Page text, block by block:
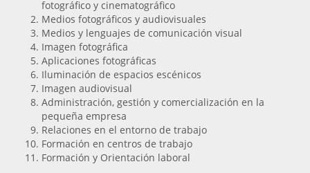
fotográfico y cinematográfico
Medios fotográficos y audiovisuales
Medios y lenguajes de comunicación visual
Imagen fotográfica
Aplicaciones fotográficas
Iluminación de espacios escénicos
Imagen audiovisual
Administración, gestión y comercialización en la
pequeña empresa
Relaciones en el entorno de trabajo
Formación en centros de trabajo
Formación y Orientación laboral